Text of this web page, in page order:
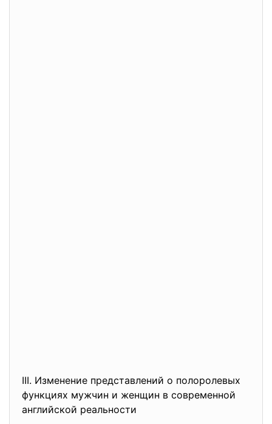
III. Изменение представлений о полоролевых
функциях мужчин и женщин в современной
английской реальности